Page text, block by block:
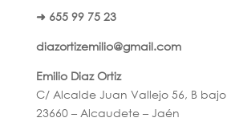
➜ 655 99 75 23
diazortizemilio@gmail.com
Emilio Diaz Ortiz
C/ Alcalde Juan Vallejo 56, B bajo
23660 – Alcaudete – Jaén